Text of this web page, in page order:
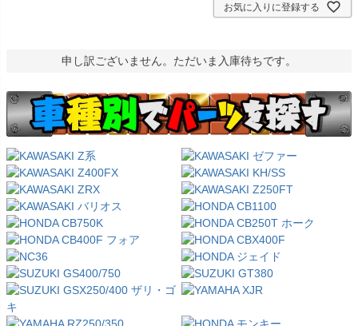
お気に入りに登録する
申し訳ございません。ただいま入庫待ちです。